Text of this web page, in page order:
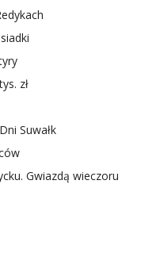
zł
Suwałk
Gwiazdą wieczoru